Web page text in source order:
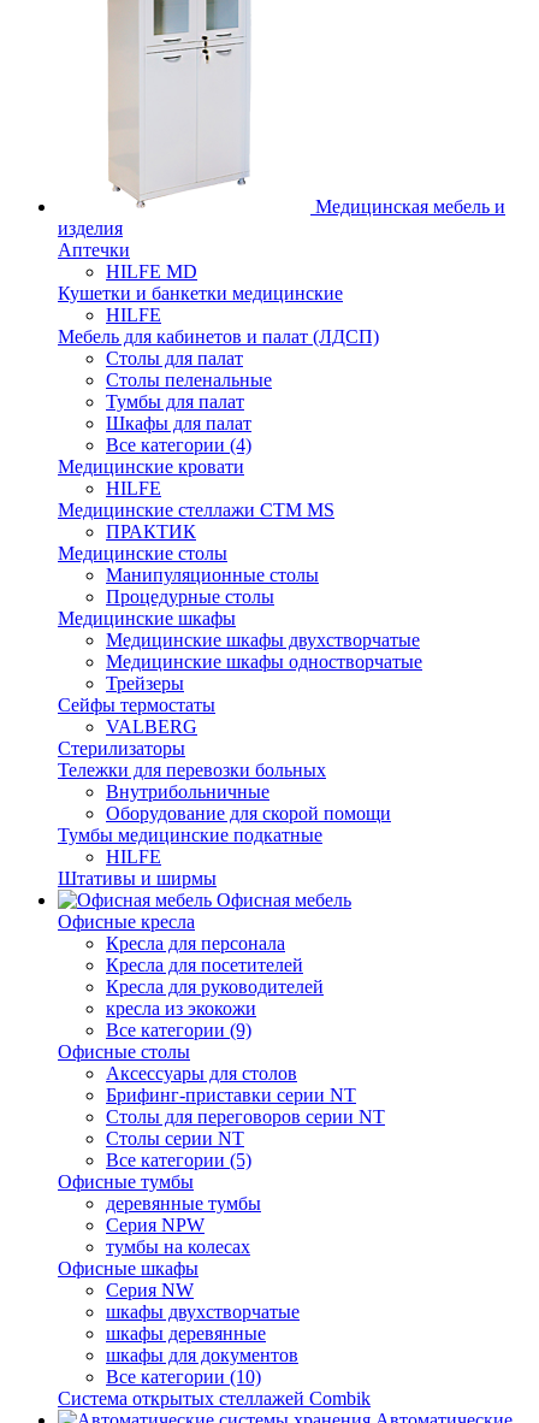
Медицинская мебель и
изделия
Аптечки
HILFE MD
Кушетки и банкетки медицинские
HILFE
Мебель для кабинетов и палат (ЛДСП)
Столы для палат
Столы пеленальные
Тумбы для палат
Шкафы для палат
Все категории (4)
Медицинские кровати
HILFE
Медицинские стеллажи CTM MS
ПРАКТИК
Медицинские столы
Манипуляционные столы
Процедурные столы
Медицинские шкафы
Медицинские шкафы двухстворчатые
Медицинские шкафы одностворчатые
Трейзеры
Сейфы термостаты
VALBERG
Стерилизаторы
Тележки для перевозки больных
Внутрибольничные
Оборудование для скорой помощи
Тумбы медицинские подкатные
HILFE
Штативы и ширмы
Офисная мебель
Офисные кресла
Кресла для персонала
Кресла для посетителей
Кресла для руководителей
кресла из экокожи
Все категории (9)
Офисные столы
Аксессуары для столов
Брифинг-приставки серии NT
Столы для переговоров серии NT
Столы серии NT
Все категории (5)
Офисные тумбы
деревянные тумбы
Серия NPW
тумбы на колесах
Офисные шкафы
Серия NW
шкафы двухстворчатые
шкафы деревянные
шкафы для документов
Все категории (10)
Система открытых стеллажей Combik